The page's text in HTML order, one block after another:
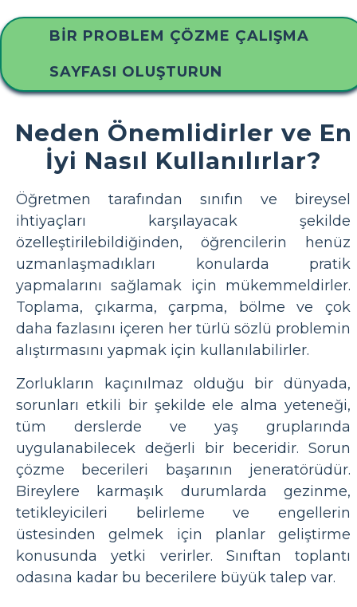
BIR PROBLEM ÇÖZME ÇALIŞMA
SAYFASI OLUŞTURUN
Neden Önemlidirler ve En
İyi Nasıl Kullanılırlar?
Öğretmen tarafından sınıfın ve bireysel
ihtiyaçları karşılayacak şekilde
özelleştirilebildiğinden, öğrencilerin henüz
uzmanlaşmadıkları konularda pratik
yapmalarını sağlamak için mükemmeldirler.
Toplama, çıkarma, çarpma, bölme ve çok
daha fazlasını içeren her türlü sözlü problemin
alıştırmasını yapmak için kullanılabilirler.
Zorlukların kaçınılmaz olduğu bir dünyada,
sorunları etkili bir şekilde ele alma yeteneği,
tüm derslerde ve yaş gruplarında
uygulanabilecek değerli bir beceridir. Sorun
çözme becerileri başarının jeneratörüdür.
Bireylere karmaşık durumlarda gezinme,
tetikleyicileri belirleme ve engellerin
üstesinden gelmek için planlar geliştirme
konusunda yetki verirler. Sınıftan toplantı
odasına kadar bu becerilere büyük talep var.